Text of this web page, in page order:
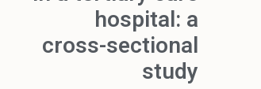
hospital: a
cross-sectional
study